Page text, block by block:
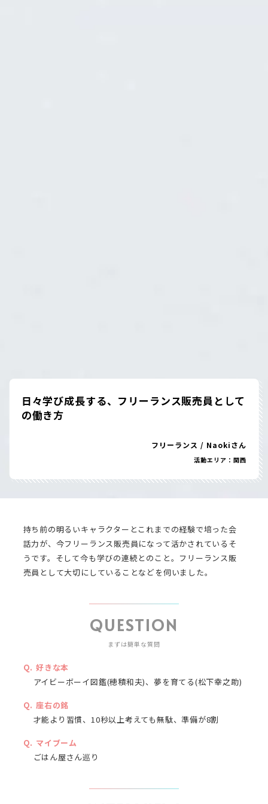
日々学び成長する、フリーランス販売員として
の働き方
フリーランス / Naokiさん
活動エリア：関西
持ち前の明るいキャラクターとこれまでの経験で培った会
話力が、今フリーランス販売員になって活かされているそ
うです。そして今も学びの連続とのこと。フリーランス販
売員として大切にしていることなどを伺いました。
QUESTION
まずは簡単な質問
好きな本
アイビーボーイ図鑑(穂積和夫)、夢を育てる(松下幸之助)
座右の銘
才能より習慣、10秒以上考えても無駄、準備が8割
マイブーム
ごはん屋さん巡り